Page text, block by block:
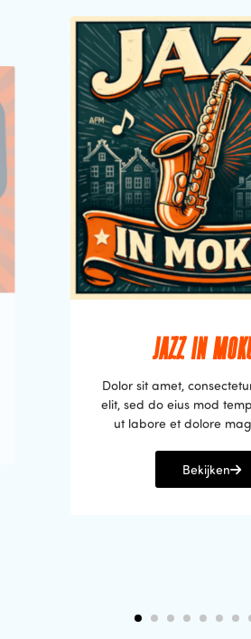
JAZZ IN
Dolor sit amet,
elit, sed do eius mod
ut labore et dolore
Bekijken